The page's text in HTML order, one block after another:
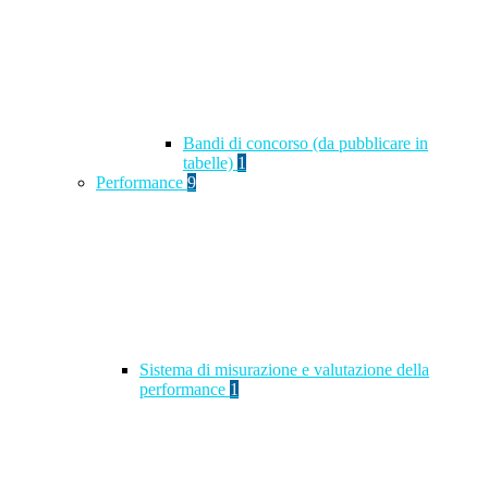
Bandi di concorso (da pubblicare in
tabelle) 1
Performance 9
Sistema di misurazione e valutazione della
performance 1